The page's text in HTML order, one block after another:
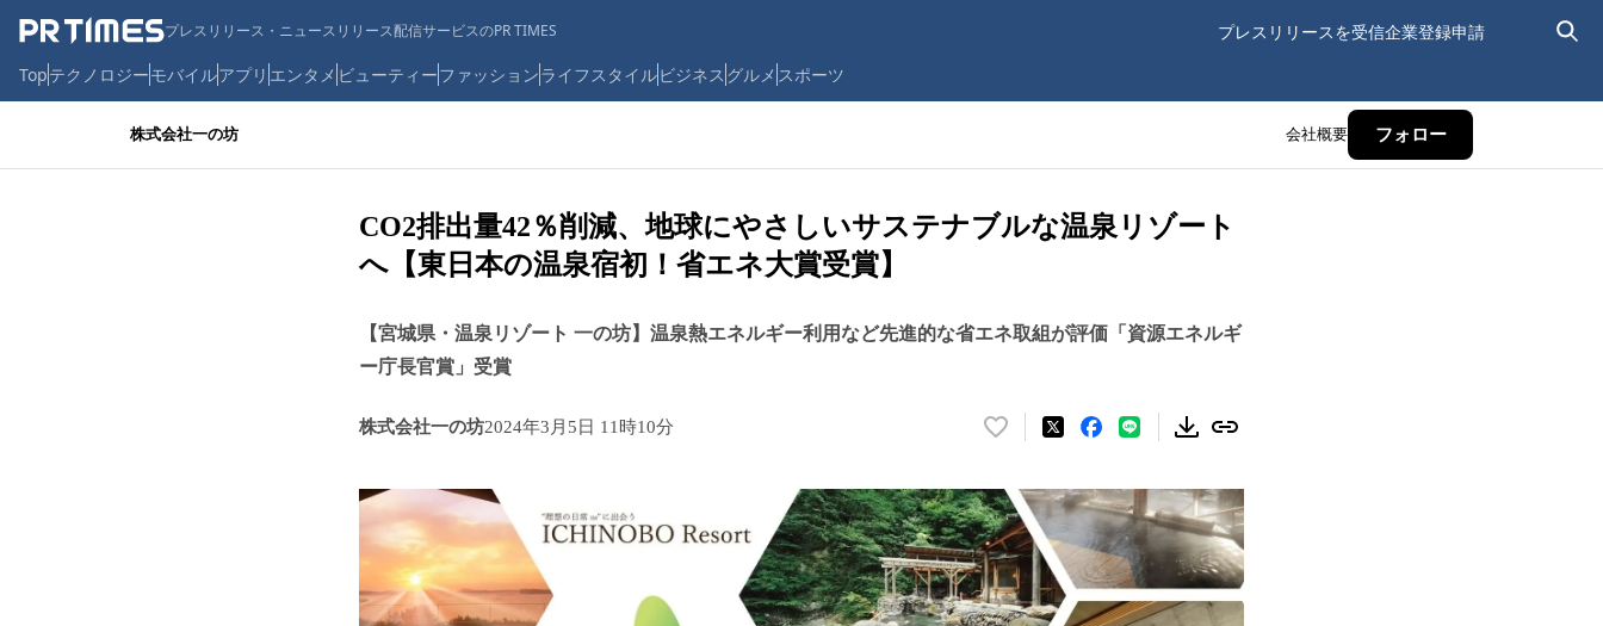
プレスリリース・ニュースリリース配信サービスのPR TIMES プレスリリースを受信企業登録申請
Topテクノロジーモバイルアプリ エンタメ ビューティーファッションライフスタイルビジネス グルメ スポーツ
株式会社一の坊 会社概要 フォロー
CO2排出量42％削減、地球にやさしいサステナブルな温泉リゾート
へ【東日本の温泉宿初！省エネ大賞受賞】
【宮城県・温泉リゾート 一の坊】温泉熱エネルギー利用など先進的な省エネ取組が評価「資源エネルギ
ー庁長官賞」受賞
株式会社一の坊2024年3月5日 11時10分
い
ね
！
数
を
読
み